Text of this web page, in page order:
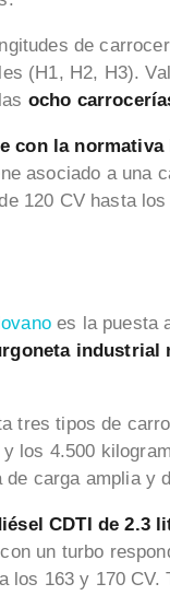
de
(H1, H2, H3).
ocho
con la normativa
asociado a una
120 CV hasta los
es la puesta
industrial
tres tipos de
los 4.500
de carga amplia y
CDTI de 2.3
un turbo
los 163 y 170